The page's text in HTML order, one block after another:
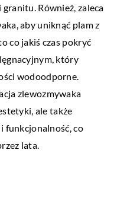
Również, zaleca
aby uniknąć plam z
co jakiś czas pokryć
który
wodoodporne.
zlewozmywaka
ale także
funkcjonalność, co
lata.